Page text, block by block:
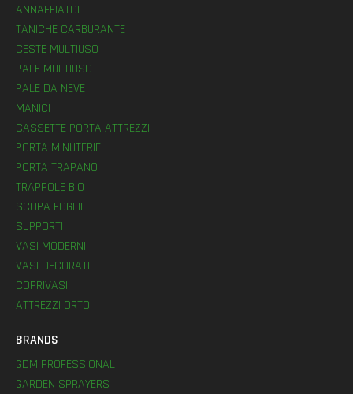
ANNAFFIATOI
TANICHE CARBURANTE
CESTE MULTIUSO
PALE MULTIUSO
PALE DA NEVE
MANICI
CASSETTE PORTA ATTREZZI
PORTA MINUTERIE
PORTA TRAPANO
TRAPPOLE BIO
SCOPA FOGLIE
SUPPORTI
VASI MODERNI
VASI DECORATI
COPRIVASI
ATTREZZI ORTO
BRANDS
GDM PROFESSIONAL
GARDEN SPRAYERS